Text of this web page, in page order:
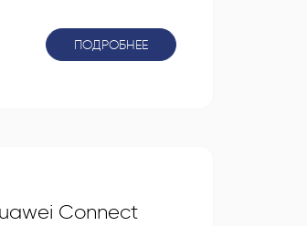
для управления и
инновационный,
ПОДРОБНЕЕ
Connect